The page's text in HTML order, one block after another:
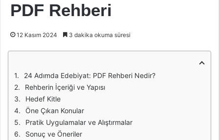
PDF Rehberi
12 Kasım 2024 3 dakika okuma süresi
24 Adımda Edebiyat: PDF Rehberi Nedir?
Rehberin İçeriği ve Yapısı
Hedef Kitle
Öne Çıkan Konular
Pratik Uygulamalar ve Alıştırmalar
Sonuç ve Öneriler